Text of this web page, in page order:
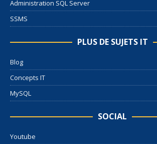
Administration SQL Server
SSMS
PLUS DE SUJETS IT
Blog
Concepts IT
MySQL
SOCIAL
Youtube